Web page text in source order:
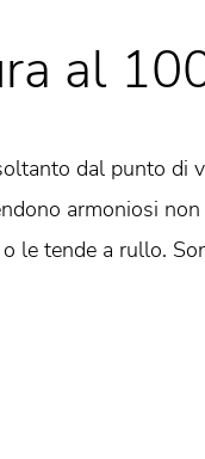
al
dal punto di
armoniosi
le tende a rullo.